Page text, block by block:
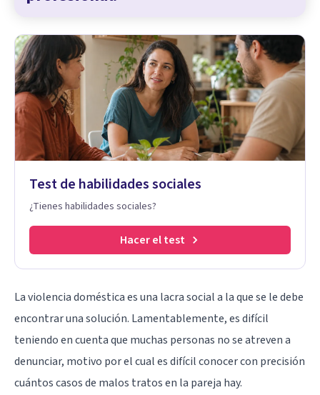
Test de habilidades sociales
¿Tienes habilidades sociales?
Hacer el test
La violencia doméstica es una lacra social a la que se le debe
encontrar una solución. Lamentablemente, es difícil
teniendo en cuenta que muchas personas no se atreven a
denunciar, motivo por el cual es difícil conocer con precisión
cuántos casos de malos tratos en la pareja hay.